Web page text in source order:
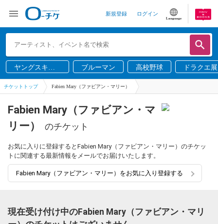
新規登録 ログイン
Language
ヤングスキニ
ー
ブルーマン 高校野球 ドラクエ展
チケットトップ Fabien Mary（ファビアン・マリー）
Fabien Mary（ファビアン・マ
リー）
のチケット
お気に入りに登録するとFabien Mary（ファビアン・マリー）のチケッ
トに関連する最新情報をメールでお届けいたします。
Fabien Mary（ファビアン・マリー）をお気に入り登録する
現在受け付け中のFabien Mary（ファビアン・マリ